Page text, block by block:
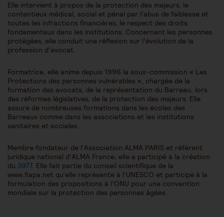
Elle intervient à propos de la protection des majeurs, le
contentieux médical, social et pénal par l’abus de faiblesse et
toutes les infractions financières, le respect des droits
fondamentaux dans les institutions. Concernant les personnes
protégées, elle conduit une réflexion sur l’évolution de la
profession d’avocat.
Formatrice, elle anime depuis 1996 la sous-commission « Les
Protections des personnes vulnérables », chargée de la
formation des avocats, de la représentation du Barreau, lors
des réformes législatives, de la protection des majeurs. Elle
assure de nombreuses formations dans les écoles des
Barreaux comme dans les associations et les institutions
sanitaires et sociales.
Membre fondateur de l’Association ALMA PARIS et référent
juridique national d’ALMA France, elle a participé à la création
du 3977. Elle fait partie du conseil scientifique de la
www.fiapa.net qu’elle représente à l’UNESCO et participe à la
formulation des propositions à l’ONU pour une convention
mondiale sur la protection des personnes âgées.